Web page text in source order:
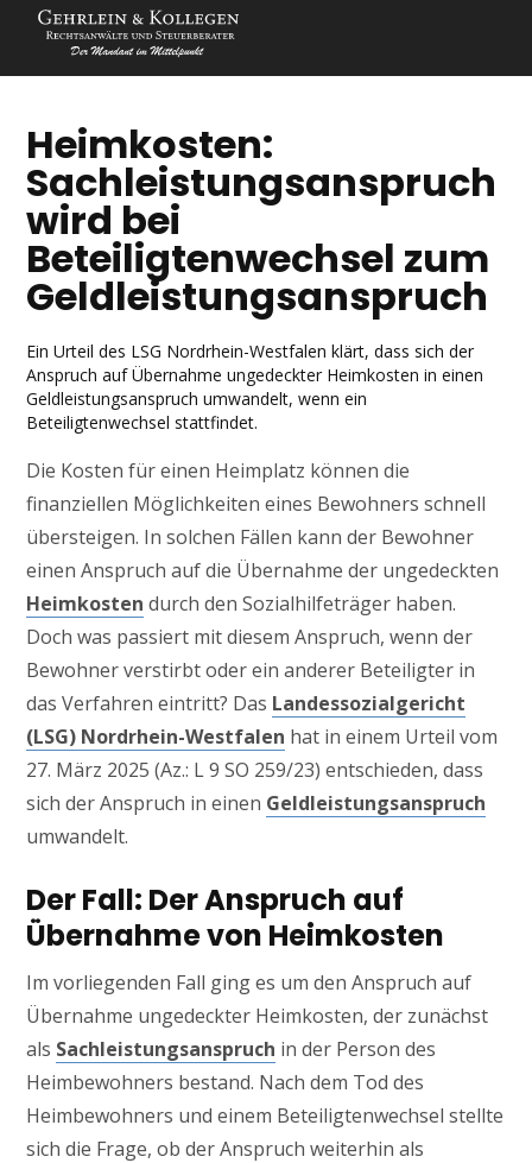
Heimkosten:
Sachleistungsanspruch
wird bei
Beteiligtenwechsel zum
Geldleistungsanspruch
Ein Urteil des LSG Nordrhein-Westfalen klärt, dass sich der
Anspruch auf Übernahme ungedeckter Heimkosten in einen
Geldleistungsanspruch umwandelt, wenn ein
Beteiligtenwechsel stattfindet.
Die Kosten für einen Heimplatz können die
finanziellen Möglichkeiten eines Bewohners schnell
übersteigen. In solchen Fällen kann der Bewohner
einen Anspruch auf die Übernahme der ungedeckten
Heimkosten durch den Sozialhilfeträger haben.
Doch was passiert mit diesem Anspruch, wenn der
Bewohner verstirbt oder ein anderer Beteiligter in
das Verfahren eintritt? Das Landessozialgericht
(LSG) Nordrhein-Westfalen hat in einem Urteil vom
27. März 2025 (Az.: L 9 SO 259/23) entschieden, dass
sich der Anspruch in einen Geldleistungsanspruch
umwandelt.
Der Fall: Der Anspruch auf
Übernahme von Heimkosten
Im vorliegenden Fall ging es um den Anspruch auf
Übernahme ungedeckter Heimkosten, der zunächst
als Sachleistungsanspruch in der Person des
Heimbewohners bestand. Nach dem Tod des
Heimbewohners und einem Beteiligtenwechsel stellte
sich die Frage, ob der Anspruch weiterhin als